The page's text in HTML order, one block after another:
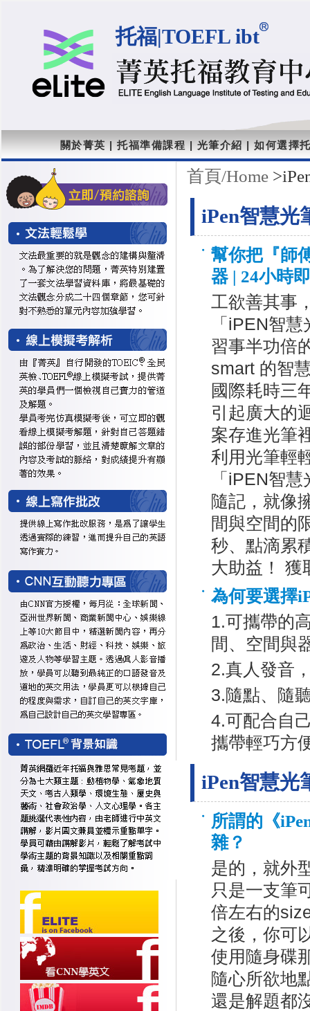
托福|TOEFL ibt
關於菁英 | 托福準備課程 | 光筆介紹 | 如何選擇
首頁/Home
iPen智慧光
幫你把『師
器 | 24小時
工欲善其事
「iPEN智
習事半功倍
smart 的智
國際耗時三
引起廣大的
案存進光筆
利用光筆輕
「iPEN智
隨記，就像
間與空間的
秒、點滴累
大助益！ 獲
為何要選擇
1.可攜帶的
間、空間與
2.真人發音
3.隨點、隨
4.可配合自
攜帶輕巧方
iPen智慧光
所謂的《
雜？
是的，就外
只是一支筆
倍左右的
之後，你可
使用隨身碟
隨心所欲地
還是解題都